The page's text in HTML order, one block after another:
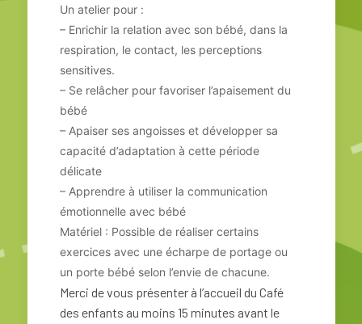
Un atelier pour :
– Enrichir la relation avec son bébé, dans la
respiration, le contact, les perceptions
sensitives.
– Se relâcher pour favoriser l’apaisement du
bébé
– Apaiser ses angoisses et développer sa
capacité d’adaptation à cette période
délicate
– Apprendre à utiliser la communication
émotionnelle avec bébé
Matériel : Possible de réaliser certains
exercices avec une écharpe de portage ou
un porte bébé selon l’envie de chacune.
Merci de vous présenter à l’accueil du Café
des enfants au moins 15 minutes avant le